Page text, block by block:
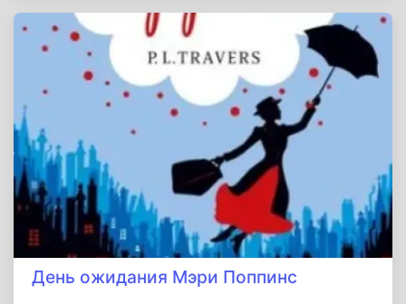
Понимание разрушительной природы
неуправляемого эгоизма помогает не только
налаживать отношения в семье и коллективе,
но и воспитывать в себе здоровое уважение к
миру. Идея этого дня проста и гениальна
одновременно: посмотреть в зеркало, чтобы
увидеть не отражение короля, а лицо
человека, нуждающегося в любви и связи с
другими.
День ожидания Мэри Поппинс